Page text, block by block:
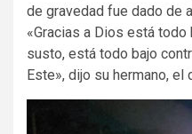
de gravedad fue dado de
«Gracias a Dios está todo
susto, está todo bajo
Este», dijo su hermano,